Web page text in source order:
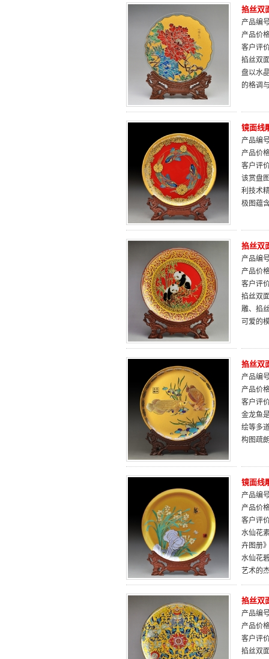
掐丝双
产品编
产品价
客户评
掐丝双
盘以水
的格调
镜面线
产品编
产品价
客户评
该赏盘
利技术
极图蕴
掐丝双
产品编
产品价
客户评
掐丝双
雕、掐
可爱的
掐丝双
产品编
产品价
客户评
金龙鱼
绘等多
构图疏
镜面线
产品编
产品价
客户评
水仙花
卉图册
水仙花
艺术的
掐丝双
产品编
产品价
客户评
掐丝双